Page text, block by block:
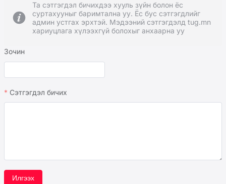
Та сэтгэгдэл бичихдээ хууль зүйн болон ёс
суртахууныг баримтална уу. Ёс бус сэтгэгдлийг
админ устгах эрхтэй. Мэдээний сэтгэгдэлд tug.mn
хариуцлага хүлээхгүй болохыг анхаарна уу
Зочин
Сэтгэгдэл бичих
Илгээх